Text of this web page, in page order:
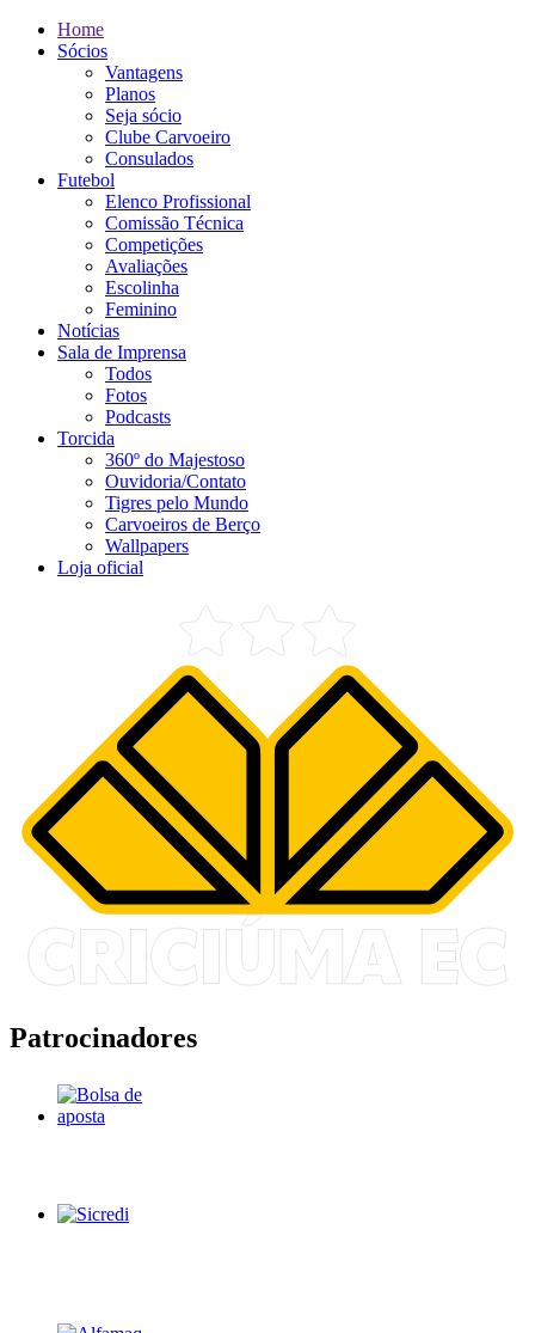
Home
Sócios
Vantagens
Planos
Seja sócio
Clube Carvoeiro
Consulados
Futebol
Elenco Profissional
Comissão Técnica
Competições
Avaliações
Escolinha
Feminino
Notícias
Sala de Imprensa
Todos
Fotos
Podcasts
Torcida
360º do Majestoso
Ouvidoria/Contato
Tigres pelo Mundo
Carvoeiros de Berço
Wallpapers
Loja oficial
Patrocinadores